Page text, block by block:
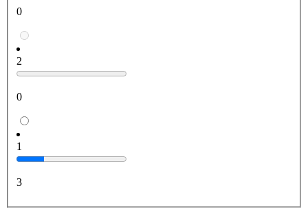
0
2
0
1
3